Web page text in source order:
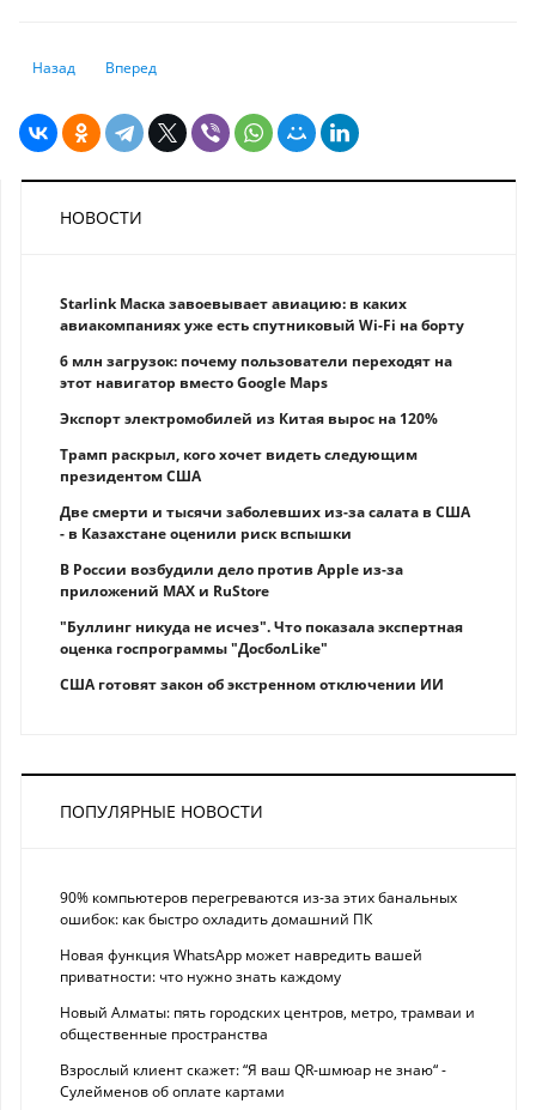
Предыдущий: Хранение и защита персональных данных: внесены
Назад Следующий: Законно ли взимать 10% за обслуживание
Вперед
НОВОСТИ
Starlink Маска завоевывает авиацию: в каких
авиакомпаниях уже есть спутниковый Wi-Fi на борту
6 млн загрузок: почему пользователи переходят на
этот навигатор вместо Google Maps
Экспорт электромобилей из Китая вырос на 120%
Трамп раскрыл, кого хочет видеть следующим
президентом США
Две смерти и тысячи заболевших из-за салата в США
- в Казахстане оценили риск вспышки
В России возбудили дело против Apple из-за
приложений MAX и RuStore
"Буллинг никуда не исчез". Что показала экспертная
оценка госпрограммы "ДосболLike"
США готовят закон об экстренном отключении ИИ
ПОПУЛЯРНЫЕ НОВОСТИ
90% компьютеров перегреваются из-за этих банальных
ошибок: как быстро охладить домашний ПК
Новая функция WhatsApp может навредить вашей
приватности: что нужно знать каждому
Новый Алматы: пять городских центров, метро, трамваи и
общественные пространства
Взрослый клиент скажет: “Я ваш QR-шмюар не знаю“ -
Сулейменов об оплате картами